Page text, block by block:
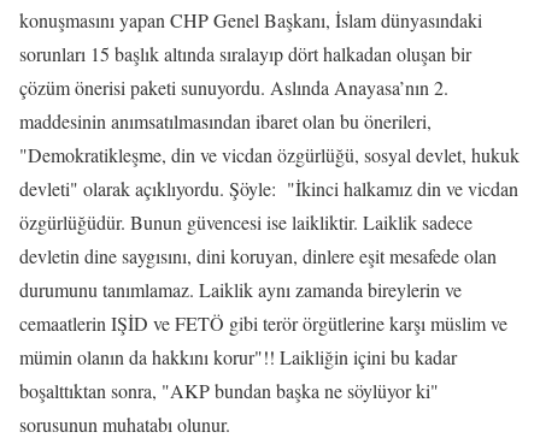
konuşmasını yapan CHP Genel Başkanı, İslam dünyasındaki
sorunları 15 başlık altında sıralayıp dört halkadan oluşan bir
çözüm önerisi paketi sunuyordu. Aslında Anayasa’nın 2.
maddesinin anımsatılmasından ibaret olan bu önerileri,
"Demokratikleşme, din ve vicdan özgürlüğü, sosyal devlet, hukuk
devleti" olarak açıklıyordu. Şöyle: "İkinci halkamız din ve vicdan
özgürlüğüdür. Bunun güvencesi ise laikliktir. Laiklik sadece
devletin dine saygısını, dini koruyan, dinlere eşit mesafede olan
durumunu tanımlamaz. Laiklik aynı zamanda bireylerin ve
cemaatlerin IŞİD ve FETÖ gibi terör örgütlerine karşı müslim ve
mümin olanın da hakkını korur"!! Laikliğin içini bu kadar
boşalttıktan sonra, "AKP bundan başka ne söylüyor ki"
sorusunun muhatabı olunur.